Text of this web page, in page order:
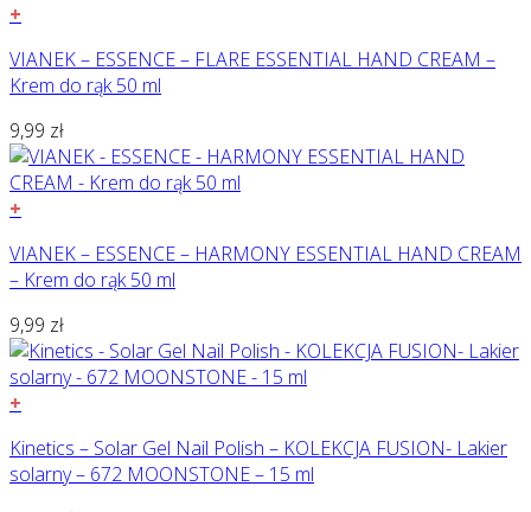
+
VIANEK – ESSENCE – FLARE ESSENTIAL HAND CREAM –
Krem do rąk 50 ml
9,99 zł
+
VIANEK – ESSENCE – HARMONY ESSENTIAL HAND CREAM
– Krem do rąk 50 ml
9,99 zł
+
Kinetics – Solar Gel Nail Polish – KOLEKCJA FUSION- Lakier
solarny – 672 MOONSTONE – 15 ml